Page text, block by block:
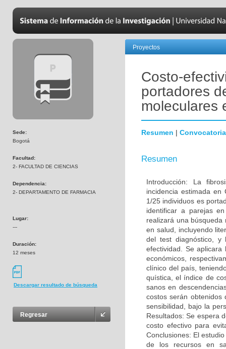
Sede:
Bogotá
Facultad:
2- FACULTAD DE CIENCIAS
Dependencia:
2- DEPARTAMENTO DE FARMACIA
Lugar:
---
Duración:
12 meses
Descargar resultado de búsqueda
Regresar
Proyectos
Costo-
portadores
moleculares
Resumen | Convocatoria
Resumen
Introducción: La
incidencia estimada
1/25 individuos es
identificar a parejas
realizará una búsqueda
en salud, incluyendo
del test diagnóstico, y
efectividad. Se aplicara
económicos,
clínico del país,
quística, el índice de
sanos en
costos serán obtenidos
sensibilidad, bajo la
Resultados: Se espera
costo efectivo para
Conclusiones: El
de los recursos en